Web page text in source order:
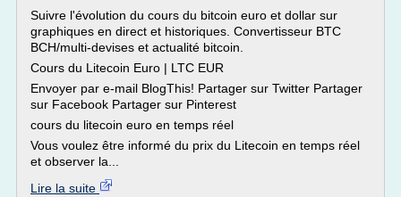
Suivre l'évolution du cours du bitcoin euro et dollar sur
graphiques en direct et historiques. Convertisseur BTC
BCH/multi-devises et actualité bitcoin.
Cours du Litecoin Euro | LTC EUR
Envoyer par e-mail BlogThis! Partager sur Twitter Partager
sur Facebook Partager sur Pinterest
cours du litecoin euro en temps réel
Vous voulez être informé du prix du Litecoin en temps réel
et observer la...
Lire la suite